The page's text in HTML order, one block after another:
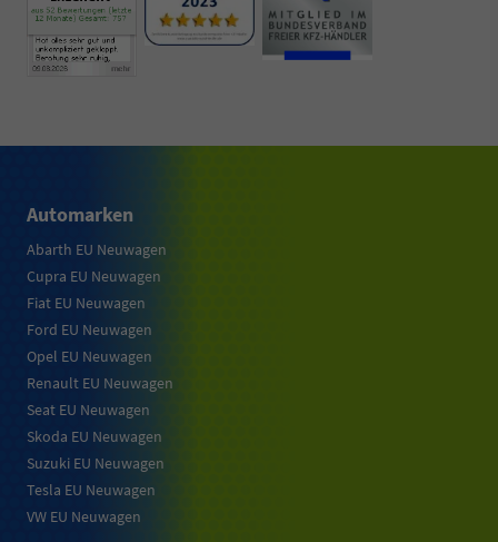
Automarken
Abarth EU Neuwagen
Cupra EU Neuwagen
Fiat EU Neuwagen
Ford EU Neuwagen
Opel EU Neuwagen
Renault EU Neuwagen
Seat EU Neuwagen
Skoda EU Neuwagen
Suzuki EU Neuwagen
Tesla EU Neuwagen
VW EU Neuwagen